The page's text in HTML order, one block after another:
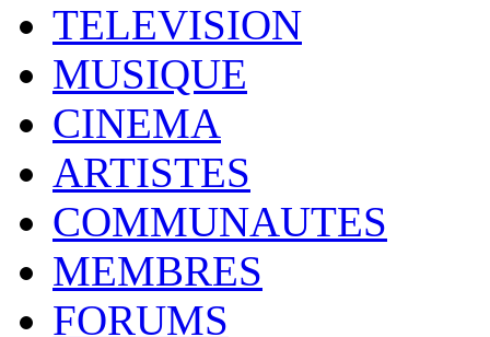
TELEVISION
MUSIQUE
CINEMA
ARTISTES
COMMUNAUTES
MEMBRES
FORUMS